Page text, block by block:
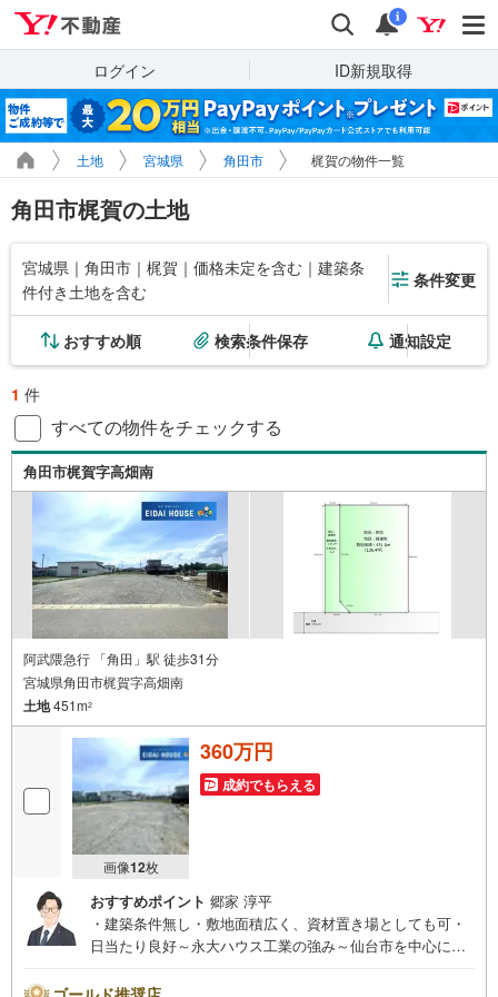
検索 通知
i
ログイン ID新規取得
土地 宮城県 角田市 梶賀の物件一覧
角田市梶賀の土地
宮城県｜角田市｜梶賀｜価格未定を含む｜建築条
件付き土地を含む
条件変更
おすすめ順 検索条件保存 通知設定
1 件
すべての物件をチェックする
角田市梶賀字高畑南
阿武隈急行 「角田」駅 徒歩31分
宮城県角田市梶賀字高畑南
土地451m2
画像12枚
360万円
成約でもらえる
おすすめポイント 郷家 淳平
・建築条件無し・敷地面積広く、資材置き場としても可・
日当たり良好～永大ハウス工業の強み～仙台市を中心に宮
く2つに分けてご紹介！1.＜豊富な不動産知識＞戸建・マン